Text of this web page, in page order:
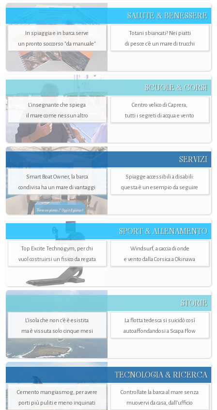
SALUTE & BENESSERE
In spiaggia e in barca serve
un pronto soccorso "da manuale"
Totani sbiancati? Nei piatti
di pesce c'è un mare di trucchi
SCUOLE & CORSI
L'insegnante che spiega
il mare come nessun altro
Centro velico di Caprera,
tutti i segreti di acqua e vento
SERVIZI
Smart Boat Owner, la barca
condivisa ha un mare di vantaggi
Spiagge accessibili a disabili:
questa è un esempio da seguire
SPORT & ALLENAMENTO
Top Excite Technogym, per chi
vuol costruirsi un fisico da regata
Windsurf, a caccia di onde
e vento dalla Corsica a Okinawa
STORIE
L’isola che non c'è è esistita
ma è vissuta solo cinque mesi
La flotta tedesca si suicidò così
autoaffondandosi a Scapa Flow
TECNOLOGIA & RICERCA
Cemento mangiasmog, per avere
porti più puliti e meno inquinati
Controllate la barca al mare senza
muovervi da casa, dall’ufficio